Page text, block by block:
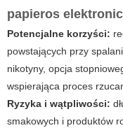
papieros
Potencjalne korzyści:
powstających przy
nikotyny, opcja
wspierająca proces
Ryzyka i wątpliwości:
smakowych i produktów